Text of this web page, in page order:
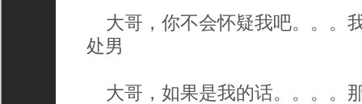
大哥，你不会怀疑我吧。。。
处男
大哥，如果是我的话。。。。